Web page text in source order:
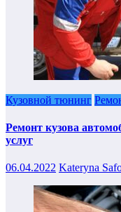
Кузовной тюнинг
Ремонт кузова
услуг
06.04.2022 Kateryna